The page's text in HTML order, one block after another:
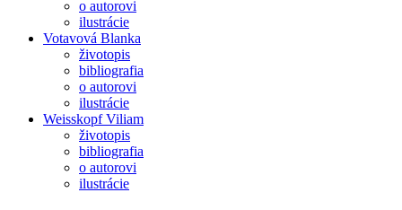
o autorovi
ilustrácie
Votavová Blanka
životopis
bibliografia
o autorovi
ilustrácie
Weisskopf Viliam
životopis
bibliografia
o autorovi
ilustrácie